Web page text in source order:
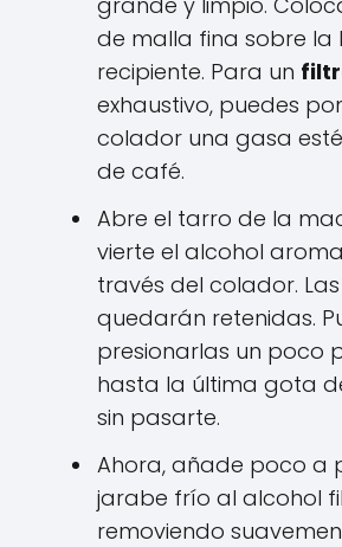
de malla fina sobre la
recipiente. Para un
exhaustivo, puedes
colador una gasa
de café.
Abre el tarro de la
vierte el alcohol
través del colador.
quedarán retenidas.
presionarlas un poco
hasta la última gota
sin pasarte.
Ahora, añade poco a
jarabe frío al alcohol
removiendo